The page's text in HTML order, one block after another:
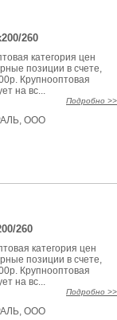
260
категория цен
позиции в счете,
Крупнооптовая
на вс...
Подробно >>
ООО
260
категория цен
позиции в счете,
Крупнооптовая
на вс...
Подробно >>
ООО